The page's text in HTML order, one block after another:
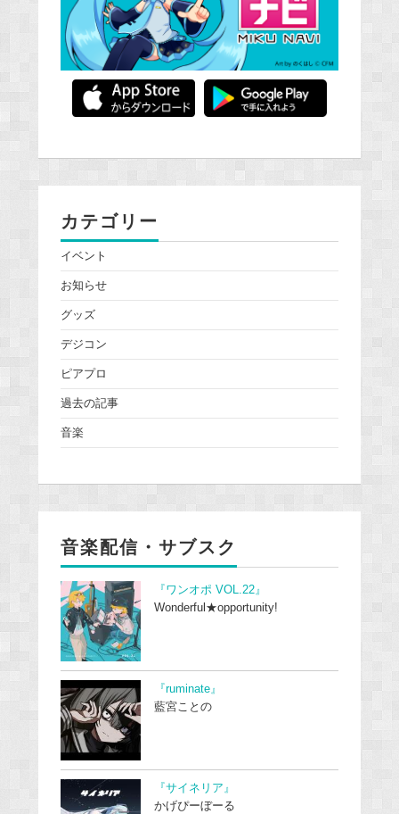
カテゴリー
イベント
お知らせ
グッズ
デジコン
ピアプロ
過去の記事
音楽
音楽配信・サブスク
『ワンオポ VOL.22』
Wonderful★opportunity!
『ruminate』
藍宮ことの
『サイネリア』
かげぴーぼーる